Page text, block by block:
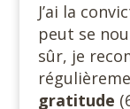
J’ai la
peut se
sûr, je
gratitude